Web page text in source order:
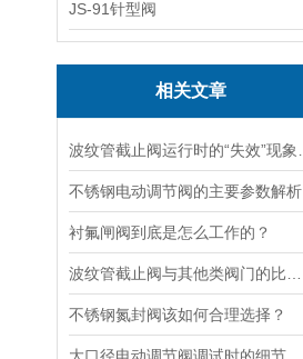
JS-91针型阀
相关文章
不锈钢电动调节阀的主要参数解析
衬氟闸阀到底是怎么工作的？
不锈钢氮封阀该如何合理选择？